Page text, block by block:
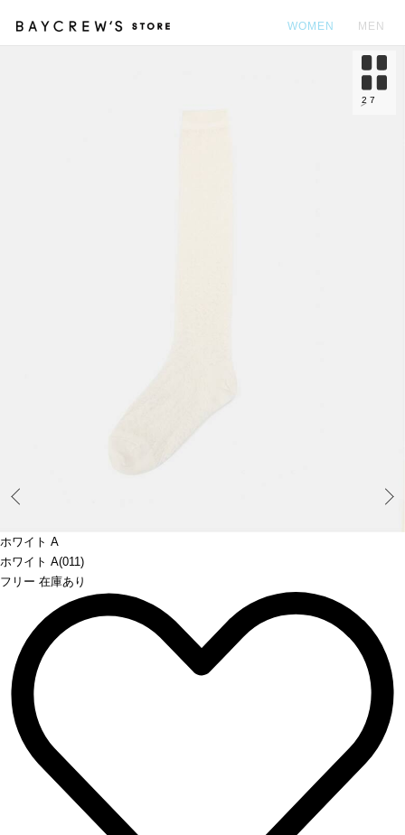
WOMEN MEN
ホワイト A
ホワイト A(011)
フリー 在庫あり
2 7